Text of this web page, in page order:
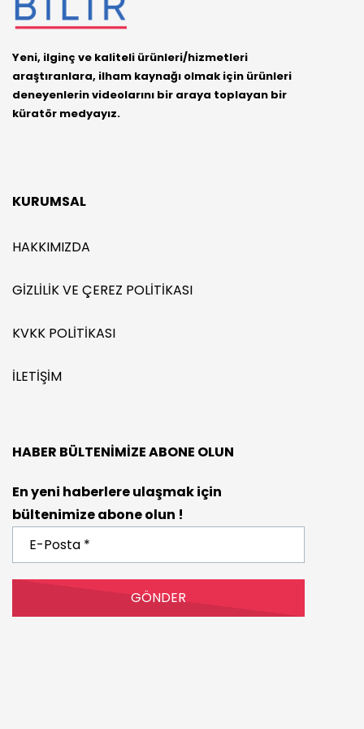
Yeni, ilginç ve kaliteli ürünleri/hizmetleri
araştıranlara, ilham kaynağı olmak için ürünleri
deneyenlerin videolarını bir araya toplayan bir
küratör medyayız.
KURUMSAL
HAKKIMIZDA
GIZLILIK VE ÇEREZ POLITIKASI
KVKK POLITIKASI
İLETIŞIM
HABER BÜLTENIMIZE ABONE OLUN
En yeni haberlere ulaşmak için
bültenimize abone olun !
Posta
*